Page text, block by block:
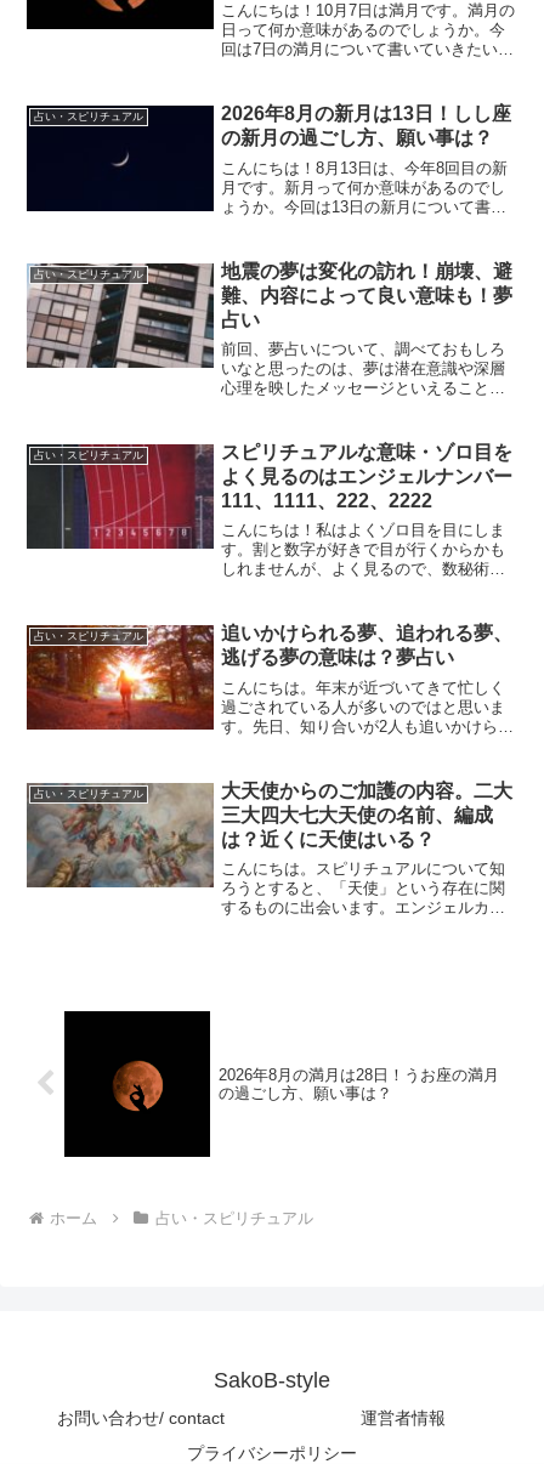
こんにちは！10月7日は満月です。満月の
日って何か意味があるのでしょうか。今
回は7日の満月について書いていきたいと
2025年10月の満月10月7日(火)12:48...
占い・スピリチュアル
2026年8月の新月は13日！しし座
の新月の過ごし方、願い事は？
こんにちは！8月13日は、今年8回目の新
月です。新月って何か意味があるのでし
ょうか。今回は13日の新月について書い
事は？2026年8月の新月8月13日(木)2:...
占い・スピリチュアル
地震の夢は変化の訪れ！崩壊、避
難、内容によって良い意味も！夢
占い
前回、夢占いについて、調べておもしろ
いなと思ったのは、夢は潜在意識や深層
心理を映したメッセージといえることで
隠されているかもしれませんね！今回は
地震の夢について調べてみ...
占い・スピリチュアル
スピリチュアルな意味・ゾロ目を
よく見るのはエンジェルナンバー
111、1111、222、2222
こんにちは！私はよくゾロ目を目にしま
す。割と数字が好きで目が行くからかも
しれませんが、よく見るので、数秘術を
意味が3倍4倍なのでより意味が強くなる
と言われています。そも...
占い・スピリチュアル
追いかけられる夢、追われる夢、
逃げる夢の意味は？夢占い
こんにちは。年末が近づいてきて忙しく
過ごされている人が多いのではと思いま
す。先日、知り合いが2人も追いかけられ
しょう！追いかけられる夢、追われる
夢、逃げる夢の意味は？夢...
占い・スピリチュアル
大天使からのご加護の内容。二大
三大四大七大天使の名前、編成
は？近くに天使はいる？
こんにちは。スピリチュアルについて知
ろうとすると、「天使」という存在に関
するものに出会います。エンジェルカー
2026年8月の満月は28日！うお座の満月
の過ごし方、願い事は？
ホーム 占い・スピリチュアル
SakoB-style
お問い合わせ/ contact
運営者情報
プライバシーポリシー